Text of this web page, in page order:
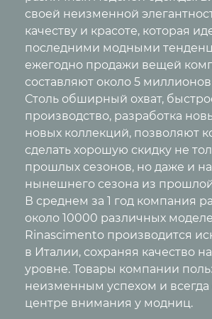
своей неизменной
качеству и красоте, которая
последними модными
ежегодно продажи вещей
составляют около 5
Столь обширный охват,
производство, разработка
новых коллекций, позволяют
сделать хорошую скидку не
прошлых сезонов, но даже и
нынешнего сезона из
В среднем за 1 год компания
около 10000 различных
Rinascimento производится
в Италии, сохраняя качество
уровне. Товары компании
неизменным успехом и всегда
центре внимания у модниц.